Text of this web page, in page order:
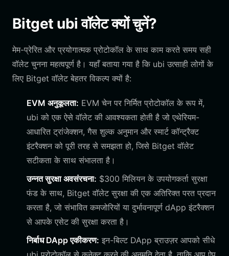
Bitget ubi वॉलेट क्यों चुनें?
मेम-प्रेरित और प्रयोगात्मक प्रोटोकॉल के साथ काम करते समय सही
वॉलेट चुनना महत्वपूर्ण है। यहाँ बताया गया है कि ubi उत्साही लोगों के
लिए Bitget वॉलेट बेहतर विकल्प क्यों है:
EVM अनुकूलता: EVM चेन पर निर्मित प्रोटोकॉल के रूप में,
ubi को एक ऐसे वॉलेट की आवश्यकता होती है जो एथेरियम-
आधारित ट्रांजेक्शन, गैस शुल्क अनुमान और स्मार्ट कॉन्ट्रैक्ट
इंटरैक्शन को पूरी तरह से समझता हो, जिसे Bitget वॉलेट
सटीकता के साथ संभालता है।
उन्नत सुरक्षा अवसंरचना: $300 मिलियन के उपयोगकर्ता सुरक्षा
फंड के साथ, Bitget वॉलेट सुरक्षा की एक अतिरिक्त परत प्रदान
करता है, जो संभावित कमजोरियों या दुर्भावनापूर्ण dApp इंटरैक्शन
से आपके एसेट की सुरक्षा करता है।
निर्बाध DApp एकीकरण: इन-बिल्ट DApp ब्राउज़र आपको सीधे